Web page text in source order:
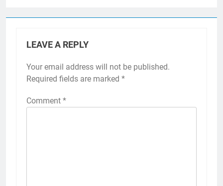
LEAVE A REPLY
Your email address will not be published.
Required fields are marked *
Comment *